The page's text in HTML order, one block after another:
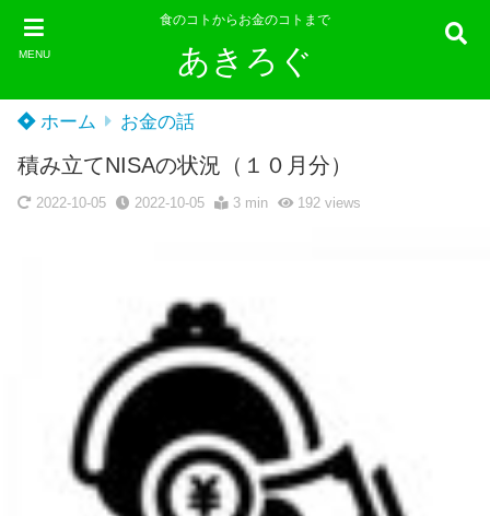
MENU
食のコトからお金のコトまで
あきろぐ
ホーム お金の話
積み立てNISAの状況（１０月分）
2022-10-05 2022-10-05 3 min 192views